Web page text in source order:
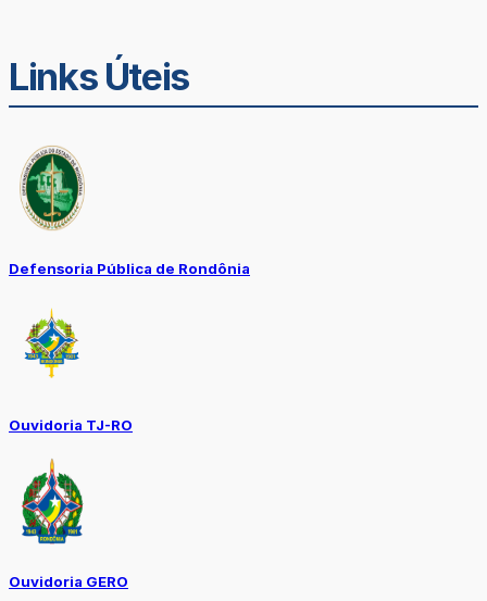
Links Úteis
Defensoria Pública de Rondônia
Ouvidoria TJ-RO
Ouvidoria GERO